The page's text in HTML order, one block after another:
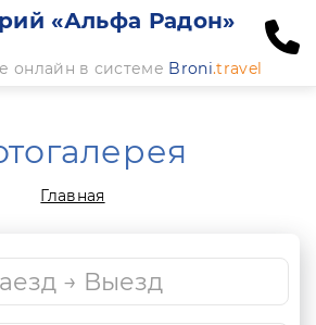
«Альфа Радон»
онлайн в системе Broni.travel
Главная